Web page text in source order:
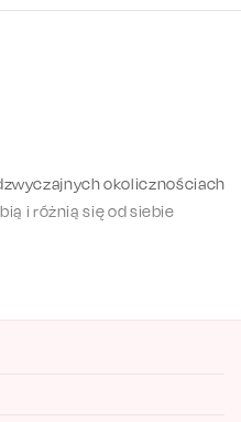
okolicznościach
i różnią się od siebie
zabawnych dialogów i
znanego ze swojego